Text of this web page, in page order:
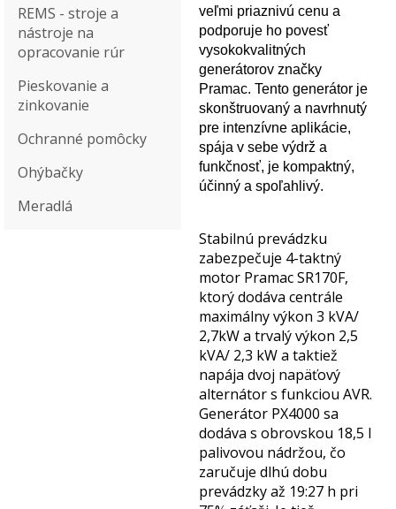
REMS - stroje a
nástroje na
opracovanie rúr
Pieskovanie a
zinkovanie
Ochranné pomôcky
Ohýbačky
Meradlá
veľmi priaznivú cenu a
podporuje ho povesť
vysokokvalitných
generátorov značky
Pramac. Tento generátor je
skonštruovaný a navrhnutý
pre intenzívne aplikácie,
spája v sebe výdrž a
funkčnosť, je kompaktný,
účinný a spoľahlivý.
Stabilnú prevádzku
zabezpečuje 4-taktný
motor Pramac SR170F,
ktorý dodáva centrále
maximálny výkon 3 kVA/
2,7kWa trvalý výkon 2,5
kVA/ 2,3 kWa taktiež
napája dvoj napäťový
alternátor s funkciou AVR.
Generátor PX4000 sa
dodáva s obrovskou 18,5 l
palivovou nádržou, čo
zaručuje dlhú dobu
prevádzky až 19:27 h pri